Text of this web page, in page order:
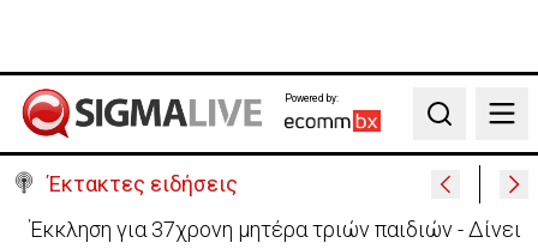
Powered by:
Search
Έκτακτες ειδήσεις
Γερμανία: Συγκρούστηκαν δύο τραμ - Τουλάχιστον